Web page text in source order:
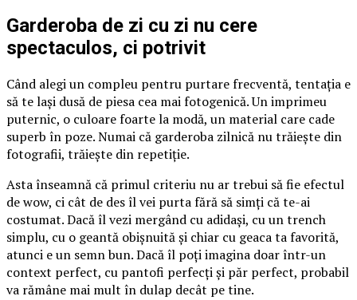
Garderoba de zi cu zi nu cere
spectaculos, ci potrivit
Când alegi un compleu pentru purtare frecventă, tentația e
să te lași dusă de piesa cea mai fotogenică. Un imprimeu
puternic, o culoare foarte la modă, un material care cade
superb în poze. Numai că garderoba zilnică nu trăiește din
fotografii, trăiește din repetiție.
Asta înseamnă că primul criteriu nu ar trebui să fie efectul
de wow, ci cât de des îl vei purta fără să simți că te-ai
costumat. Dacă îl vezi mergând cu adidași, cu un trench
simplu, cu o geantă obișnuită și chiar cu geaca ta favorită,
atunci e un semn bun. Dacă îl poți imagina doar într-un
context perfect, cu pantofi perfecți și păr perfect, probabil
va rămâne mai mult în dulap decât pe tine.